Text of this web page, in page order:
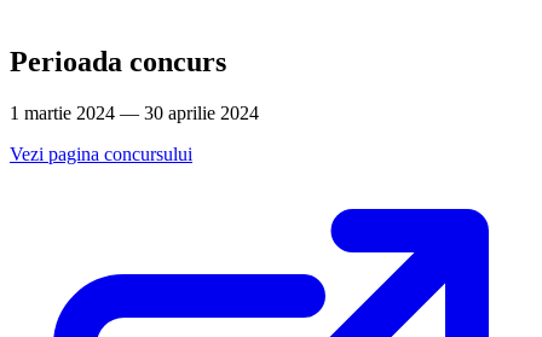
Perioada concurs
1 martie 2024 — 30 aprilie 2024
Vezi pagina concursului